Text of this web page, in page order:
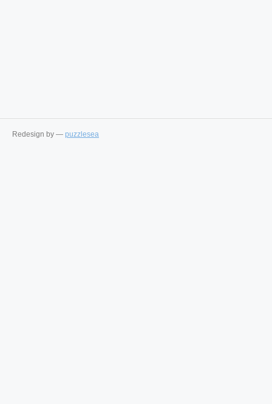
Redesign by — puzzlesea